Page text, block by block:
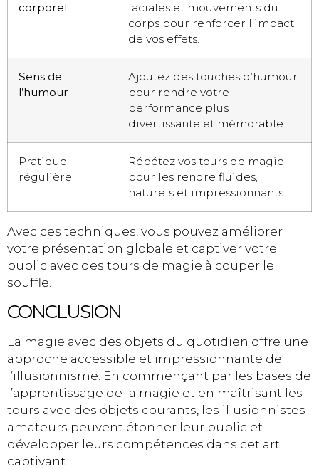
corporel
faciales et mouvements du
corps pour renforcer l’impact
de vos effets.
Sens de
l’humour
Ajoutez des touches d’humour
pour rendre votre
performance plus
divertissante et mémorable.
Pratique
régulière
Répétez vos tours de magie
pour les rendre fluides,
naturels et impressionnants.
Avec ces techniques, vous pouvez améliorer
votre présentation globale et captiver votre
public avec des tours de magie à couper le
souffle.
CONCLUSION
La magie avec des objets du quotidien offre une
approche accessible et impressionnante de
l’illusionnisme. En commençant par les bases de
l’apprentissage de la magie et en maîtrisant les
tours avec des objets courants, les illusionnistes
amateurs peuvent étonner leur public et
développer leurs compétences dans cet art
captivant.